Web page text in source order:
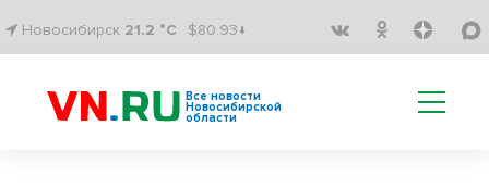
Новосибирск 21.2 °C $80.93↓
Все новости
Новосибирской
области